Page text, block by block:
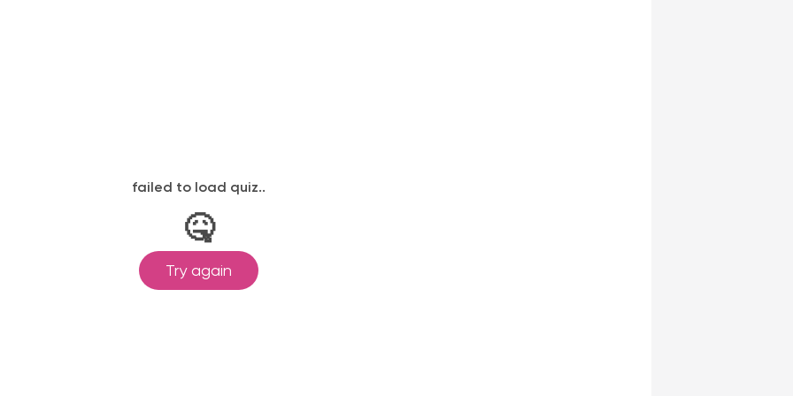
обучения принимаются